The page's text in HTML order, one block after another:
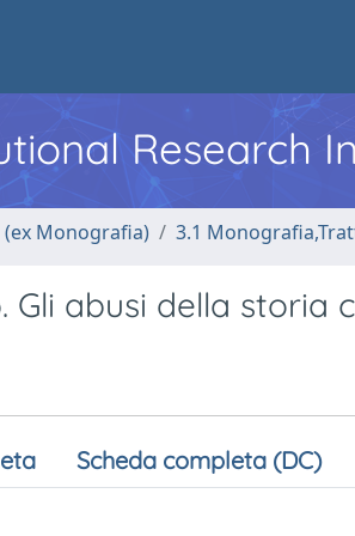
Research
(ex Monografia) 3.1
Gli abusi della storia
Scheda completa (DC)